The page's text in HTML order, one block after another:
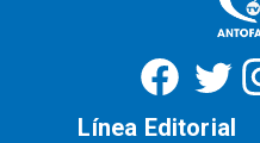
Línea Editorial